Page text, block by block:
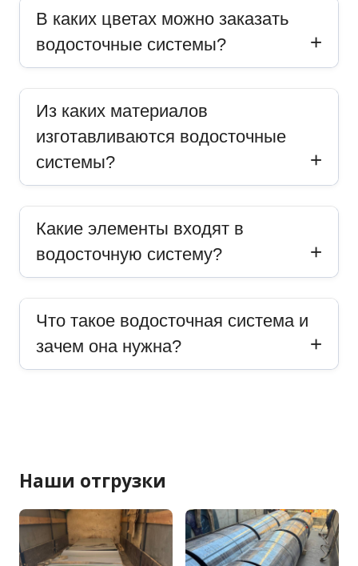
В каких цветах можно заказать
водосточные системы?
Из каких материалов
изготавливаются водосточные
системы?
Какие элементы входят в
водосточную систему?
Что такое водосточная система и
зачем она нужна?
Наши отгрузки